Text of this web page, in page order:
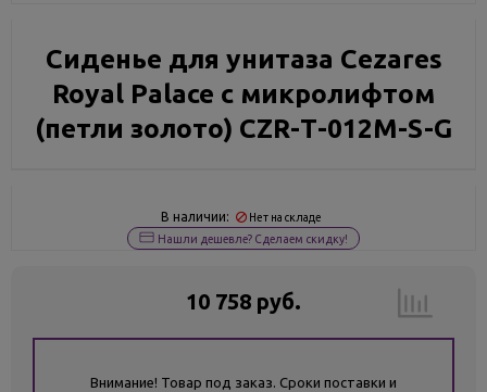
Сиденье для унитаза Cezares
Royal Palace с микролифтом
(петли золото) CZR-Т-012M-S-G
В наличии: Нет на складе
Нашли дешевле? Сделаем скидку!
10 758 руб.
Внимание! Товар под заказ. Сроки поставки и